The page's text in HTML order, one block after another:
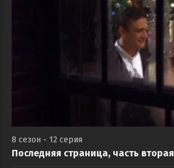
8 сезон - 12 серия
Последняя страница, часть вторая